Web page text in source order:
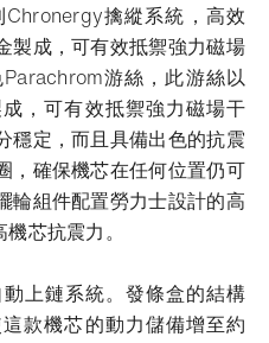
擒縱系統，高效
製成，可有效抵禦強力磁場
游絲，此游絲以
，可有效抵禦強力磁場干
穩定，而且具備出色的抗震
，確保機芯在任何位置仍可
輪組件配置勞力士設計的高
芯抗震力。
上鏈系統。發條盒的結構
款機芯的動力儲備增至約